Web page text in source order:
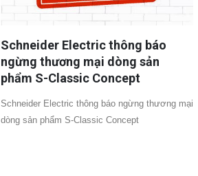
Schneider Electric thông báo
ngừng thương mại dòng sản
phẩm S-Classic Concept
Schneider Electric thông báo ngừng thương mại
dòng sản phẩm S-Classic Concept